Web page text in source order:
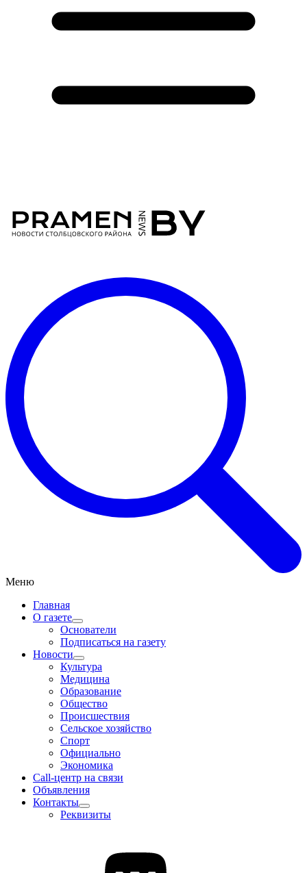
Меню
Главная
О газете
Основатели
Подписаться на газету
Новости
Культура
Медицина
Образование
Общество
Происшествия
Сельское хозяйство
Спорт
Официально
Экономика
Call-центр на связи
Объявления
Контакты
Реквизиты